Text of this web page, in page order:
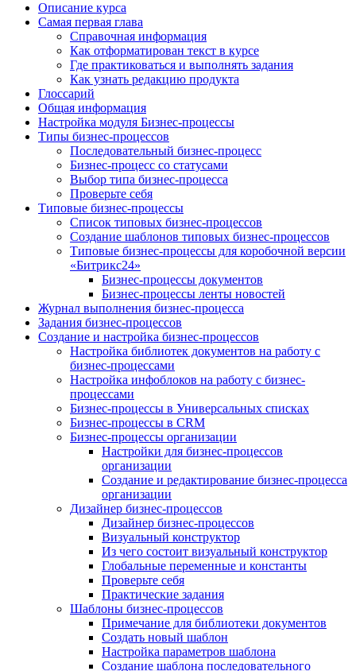
Описание курса
Самая первая глава
Справочная информация
Как отформатирован текст в курсе
Где практиковаться и выполнять задания
Как узнать редакцию продукта
Глоссарий
Общая информация
Настройка модуля Бизнес-процессы
Типы бизнес-процессов
Последовательный бизнес-процесс
Бизнес-процесс со статусами
Выбор типа бизнес-процесса
Проверьте себя
Типовые бизнес-процессы
Список типовых бизнес-процессов
Создание шаблонов типовых бизнес-процессов
Типовые бизнес-процессы для коробочной версии
«Битрикс24»
Бизнес-процессы документов
Бизнес-процессы ленты новостей
Журнал выполнения бизнес-процесса
Задания бизнес-процессов
Создание и настройка бизнес-процессов
Настройка библиотек документов на работу с
бизнес-процессами
Настройка инфоблоков на работу с бизнес-
процессами
Бизнес-процессы в Универсальных списках
Бизнес-процессы в CRM
Бизнес-процессы организации
Настройки для бизнес-процессов
организации
Создание и редактирование бизнес-процесса
организации
Дизайнер бизнес-процессов
Дизайнер бизнес-процессов
Визуальный конструктор
Из чего состоит визуальный конструктор
Глобальные переменные и константы
Проверьте себя
Практические задания
Шаблоны бизнес-процессов
Примечание для библиотеки документов
Создать новый шаблон
Настройка параметров шаблона
Создание шаблона последовательного